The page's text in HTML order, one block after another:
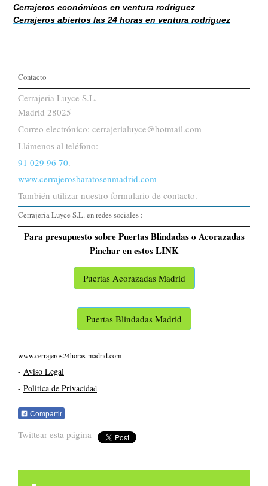
Cerrajeros económicos en ventura rodriguez
Cerrajeros abiertos las 24 horas en ventura rodriguez
Contacto
Cerrajeria Luyce S.L.
Madrid 28025
Correo electrónico: cerrajerialuyce@hotmail.com
Llámenos al teléfono:
91 029 96 70.
www.cerrajerosbaratosenmadrid.com
También utilizar nuestro formulario de contacto.
Cerrajeria Luyce S.L. en redes sociales :
Para presupuesto sobre Puertas Blindadas o Acorazadas
Pinchar en estos LINK
Puertas Acorazadas Madrid
Puertas Blindadas Madrid
www.cerrajeros24horas-madrid.com
- Aviso Legal
- Politica de Privacidad
Compartir
Twittear esta página